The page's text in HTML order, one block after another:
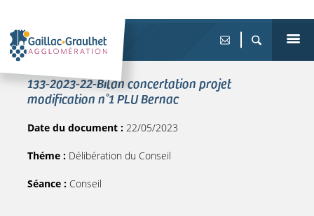
133-2023-22-Bilan concertation projet
modification n°1 PLU Bernac
Date du document : 22/05/2023
Théme : Délibération du Conseil
Séance : Conseil